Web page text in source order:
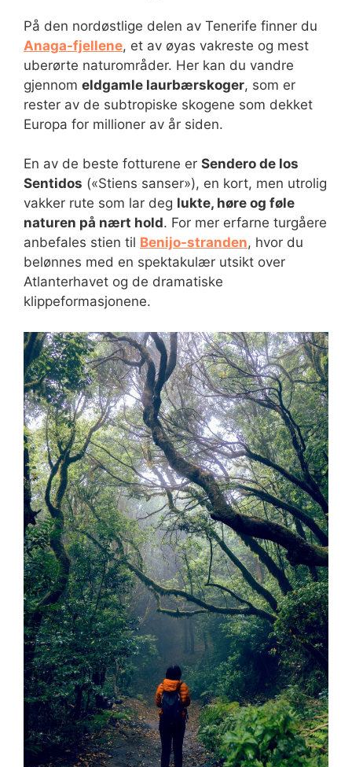
På den nordøstlige delen av Tenerife finner du
Anaga-fjellene, et av øyas vakreste og mest
uberørte naturområder. Her kan du vandre
gjennom eldgamle laurbærskoger, som er
rester av de subtropiske skogene som dekket
Europa for millioner av år siden.
En av de beste fotturene er Sendero de los
Sentidos («Stiens sanser»), en kort, men utrolig
vakker rute som lar deg lukte, høre og føle
naturen på nært hold. For mer erfarne turgåere
anbefales stien til Benijo-stranden, hvor du
belønnes med en spektakulær utsikt over
Atlanterhavet og de dramatiske
klippeformasjonene.